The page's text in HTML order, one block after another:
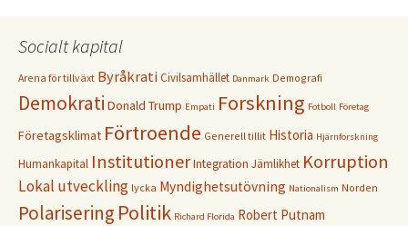
Socialt kapital
Arena för tillväxt ByråkratiCivilsamhället Danmark Demografi
Demokrati Donald Trump Empati Forskning Fotboll Företag
Företagsklimat Förtroende Generell tillit Historia Hjärnforskning
Humankapital InstitutionerIntegration Jämlikhet Korruption
Lokal utveckling lycka Myndighetsutövning Nationalism Norden
Polarisering Politik Richard Florida Robert Putnam